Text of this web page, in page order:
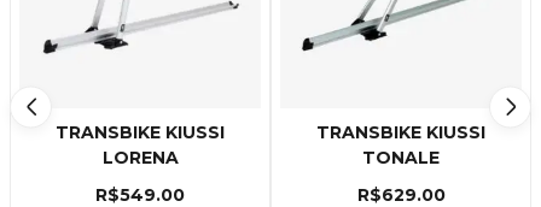
TRANSBIKE KIUSSI
LORENA
R$549.00
TRANSBIKE KIUSSI
TONALE
R$629.00